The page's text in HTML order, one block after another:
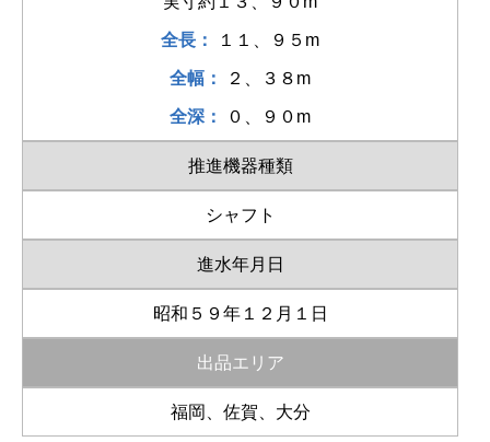
全長： １１、９５m
全幅： ２、３８m
全深： ０、９０m
推進機器種類
シャフト
進水年月日
昭和５９年１２月１日
出品エリア
福岡、佐賀、大分